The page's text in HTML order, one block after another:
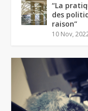
“La
des
raison”
10 Nov,